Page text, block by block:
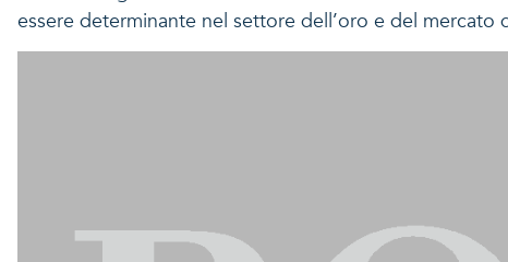
essere determinante nel settore dell’oro e del mercato